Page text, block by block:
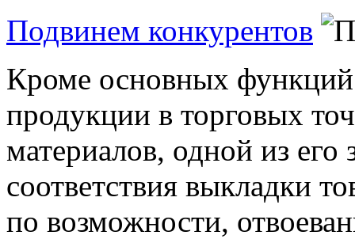
Подвинем конкурентов
Кроме основных функций
продукции в торговых
материалов, одной из его
соответствия выкладки
по возможности,